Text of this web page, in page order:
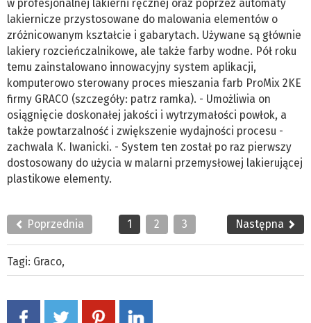
w profesjonalnej lakierni ręcznej oraz poprzez automaty
lakiernicze przystosowane do malowania elementów o
zróżnicowanym kształcie i gabarytach. Używane są głównie
lakiery rozcieńczalnikowe, ale także farby wodne. Pół roku
temu zainstalowano innowacyjny system aplikacji,
komputerowo sterowany proces mieszania farb ProMix 2KE
firmy GRACO (szczegóły: patrz ramka). - Umożliwia on
osiągnięcie doskonałej jakości i wytrzymałości powłok, a
także powtarzalność i zwiększenie wydajności procesu -
zachwala K. Iwanicki. - System ten został po raz pierwszy
dostosowany do użycia w malarni przemysłowej lakierującej
plastikowe elementy.
Poprzednia 1 2 3 Następna
Tagi: Graco,